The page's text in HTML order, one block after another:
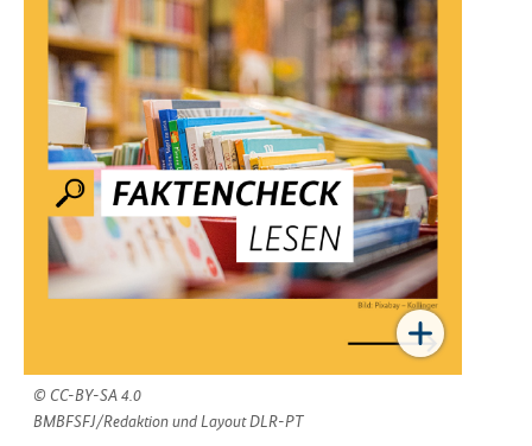
CC-BY-SA 4.0
BMBFSFJ/Redaktion und Layout DLR-PT